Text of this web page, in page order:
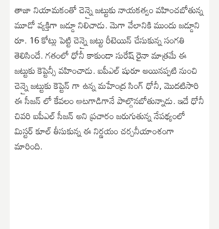
తాజా నియామకంతో చెన్నై జట్టుకు నాయకత్వం వహించబోతున్న
మూడో వ్యక్తిగా జడ్డూ నిలిచాడు. మెగా వేలానికి ముందు జడ్డూని
రూ. 16 కోట్లు పెట్టి చెన్నై జట్టు రీటెయిన్ చేసుకున్న సంగతి
తెలిసిందే. గతంలో ధోనీ కాకుండా సురేష్ రైనా మాత్రమే ఈ
జట్టుకు కెప్టెన్సీ వహించాడు. ఐపీఎల్ షురూ అయినప్పటి నుంచి
చెన్నై జట్టుకు కెప్టెన్ గా ఉన్న మహేంద్ర సింగ్ ధోనీ, మొదటిసారి
ఈ సీజన్ లో కేవలం ఆటగాడిగానే పాల్గొనబోతున్నాడు. ఇదే ధోనీ
చివరి ఐపీఎల్ సీజన్ అని ప్రచారం జరుగుతున్న నేపథ్యంలో
మిస్టర్ కూల్ తీసుకున్న ఈ నిర్ణయం చర్చనీయాంశంగా
మారింది.